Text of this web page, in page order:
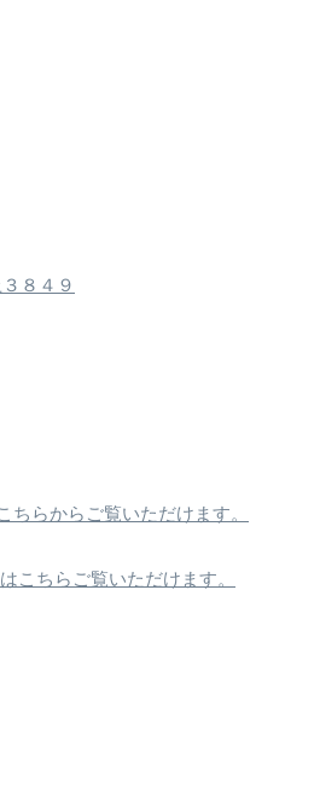
８４９
ちらからご覧いただけます。
こちらご覧いただけます。